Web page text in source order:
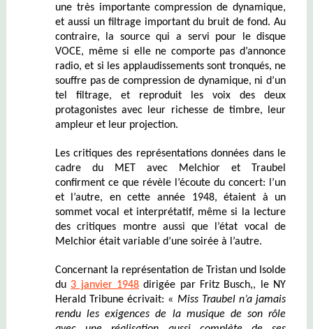
une très importante compression de dynamique,
et aussi un filtrage important du bruit de fond. Au
contraire, la source qui a servi pour le disque
VOCE, même si elle ne comporte pas d’annonce
radio, et si les applaudissements sont tronqués, ne
souffre pas de compression de dynamique, ni d’un
tel filtrage, et reproduit les voix des deux
protagonistes avec leur richesse de timbre, leur
ampleur et leur projection.
Les critiques des représentations données dans le
cadre du MET avec Melchior et Traubel
confirment ce que révèle l’écoute du concert: l’un
et l’autre, en cette année 1948, étaient à un
sommet vocal et interprétatif, même si la lecture
des critiques montre aussi que l’état vocal de
Melchior était variable d’une soirée à l’autre.
Concernant la représentation de Tristan und Isolde
du 3 janvier 1948dirigée par Fritz Busch,, le NY
Herald Tribune écrivait: « Miss Traubel n’a jamais
rendu les exigences de la musique de son rôle